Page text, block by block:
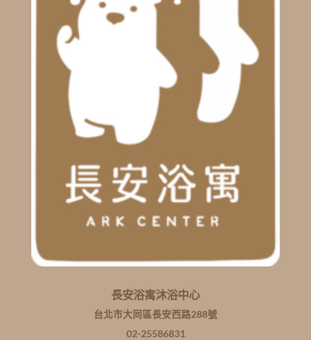
長安浴寓沐浴中心
台北市大同區長安西路288號
02-25586831